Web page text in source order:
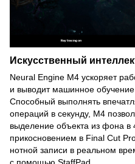
Искусственный
Neural Engine M4 ускоряет
и выводит машинное
Способный выполнять
операций в секунду, M4
выделение объекта из фона в
прикосновением в Final Cut
нотной записи в реальном